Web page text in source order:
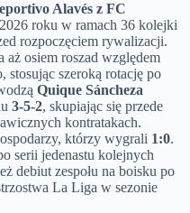
Alavés z FC
roku w ramach 36 kolejki
rozpoczęciem rywalizacji.
aż osiem roszad względem
stosując szeroką rotację po
Quique Sáncheza
3-5-2, skupiając się przede
kontratakach.
którzy wygrali 1:0.
serii jedenastu kolejnych
debiut zespołu na boisku po
La Liga w sezonie